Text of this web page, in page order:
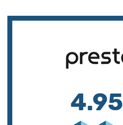
4.95